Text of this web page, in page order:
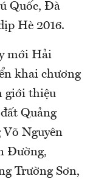
Quốc, Đà
Hè 2016.
mới Hải
khai chương
giới thiệu
Quảng
Nguyên
Đường,
Trường Sơn,